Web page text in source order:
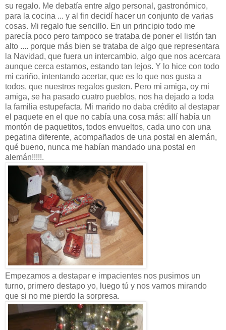
su regalo. Me debatía entre algo personal, gastronómico,
para la cocina ... y al fin decidí hacer un conjunto de varias
cosas. Mi regalo fue sencillo. En un principio todo me
parecía poco pero tampoco se trataba de poner el listón tan
alto .... porque más bien se trataba de algo que representara
la Navidad, que fuera un intercambio, algo que nos acercara
aunque cerca estamos, estando tan lejos. Y lo hice con todo
mi cariño, intentando acertar, que es lo que nos gusta a
todos, que nuestros regalos gusten. Pero mi amiga, oy mi
amiga, se ha pasado cuatro pueblos, nos ha dejado a toda
la familia estupefacta. Mi marido no daba crédito al destapar
el paquete en el que no cabía una cosa más: allí había un
montón de paquetitos, todos envueltos, cada uno con una
pegatina diferente, acompañados de una postal en alemán,
qué bueno, nunca me habían mandado una postal en
alemán!!!!!.
Empezamos a destapar e impacientes nos pusimos un
turno, primero destapo yo, luego tú y nos vamos mirando
que si no me pierdo la sorpresa.